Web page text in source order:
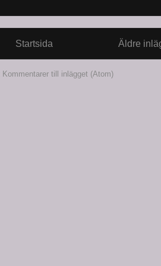
Äldre
Startsida
Kommentarer till inlägget (Atom)